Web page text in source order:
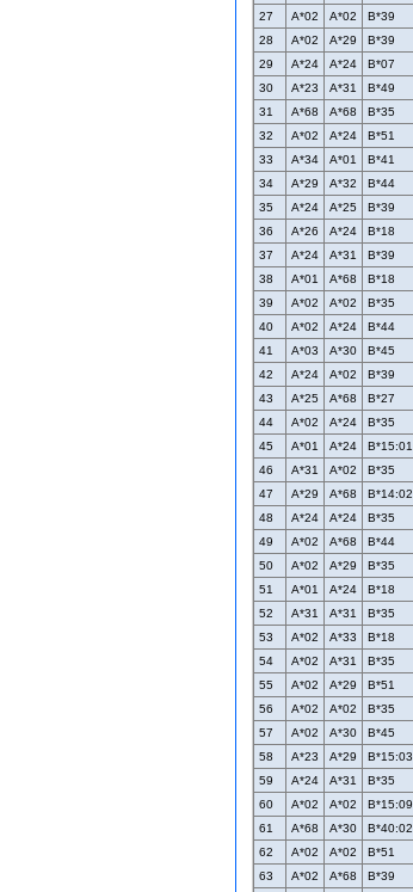
27
A*02 A*02 B*39
28
A*02 A*29 B*39
29
A*24 A*24 B*07
30
A*23 A*31 B*49
31
A*68 A*68 B*35
32
A*02 A*24 B*51
33
A*34 A*01 B*41
34
A*29 A*32 B*44
35
A*24 A*25 B*39
36
A*26 A*24 B*18
37
A*24 A*31 B*39
38
A*01 A*68 B*18
39
A*02 A*02 B*35
40
A*02 A*24 B*44
41
A*03 A*30 B*45
42
A*24 A*02 B*39
43
A*25 A*68 B*27
44
A*02 A*24 B*35
45
A*01 A*24 B*15:01
46
A*31 A*02 B*35
47
A*29 A*68 B*14:02
48
A*24 A*24 B*35
49
A*02 A*68 B*44
50
A*02 A*29 B*35
51
A*01 A*24 B*18
52
A*31 A*31 B*35
53
A*02 A*33 B*18
54
A*02 A*31 B*35
55
A*02 A*29 B*51
56
A*02 A*02 B*35
57
A*02 A*30 B*45
58
A*23 A*29 B*15:03
59
A*24 A*31 B*35
60
A*02 A*02 B*15:09
61
A*68 A*30 B*40:02
62
A*02 A*02 B*51
63
A*02 A*68 B*39